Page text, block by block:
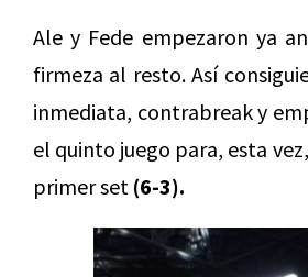
Ale y Fede empezaron ya
firmeza al resto. Así
inmediata, contrabreak y
el quinto juego para, esta
primer set (6-3).